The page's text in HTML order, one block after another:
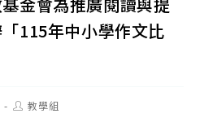
115年中小學作文比
Post教學組